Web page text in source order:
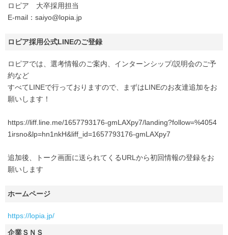
ロピア 大卒採用担当
E-mail：saiyo@lopia.jp
ロピア採用公式LINEのご登録
ロピアでは、選考情報のご案内、インターンシップ/説明会のご予
約など
すべてLINEで行っておりますので、まずはLINEのお友達追加をお
願いします！
https://liff.line.me/1657793176-gmLAXpy7/landing?follow=%4054
1irsno&lp=hn1nkH&liff_id=1657793176-gmLAXpy7
追加後、トーク画面に送られてくるURLから初回情報の登録をお
願いします
ホームページ
https://lopia.jp/
企業ＳＮＳ